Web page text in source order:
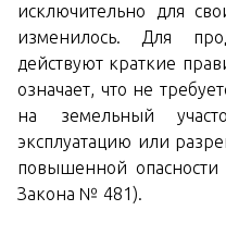
исключительно для
изменилось. Для
действуют краткие
означает, что не
на земельный
эксплуатацию или
повышенной опасности
Закона № 481).